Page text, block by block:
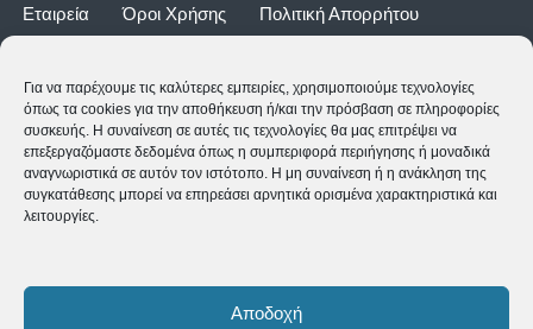
Για να παρέχουμε τις καλύτερες εμπειρίες, χρησιμοποιούμε τεχνολογίες
όπως τα cookies για την αποθήκευση ή/και την πρόσβαση σε πληροφορίες
συσκευής. Η συναίνεση σε αυτές τις τεχνολογίες θα μας επιτρέψει να
επεξεργαζόμαστε δεδομένα όπως η συμπεριφορά περιήγησης ή μοναδικά
αναγνωριστικά σε αυτόν τον ιστότοπο. Η μη συναίνεση ή η ανάκληση της
συγκατάθεσης μπορεί να επηρεάσει αρνητικά ορισμένα χαρακτηριστικά και
λειτουργίες.
Αποδοχή
Εταιρεία Όροι Χρήσης
Πολιτική Απορρήτου
Δευ-Τετ-Σαβ 09:00-15:00 | Τρι-Πεμ-Παρ 10:00-18:00 | Κυρ